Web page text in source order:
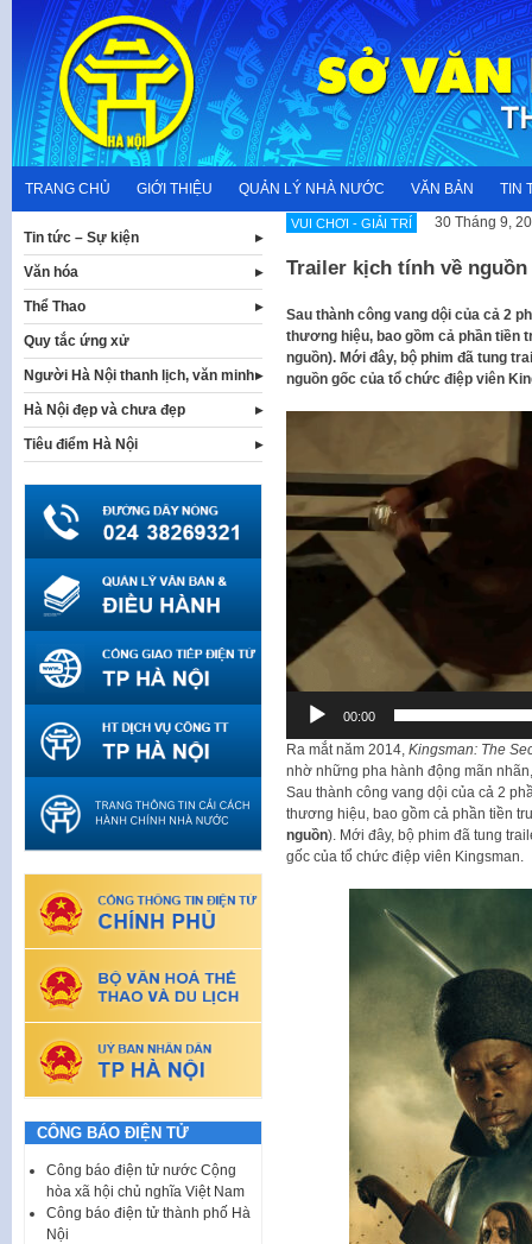
content
TRANG CHỦ GIỚI THIỆU QUẢN LÝ NHÀ NƯỚC VĂN BẢN TIN
VUI CHƠI - GIẢI TRÍ 30 Tháng 9,
Trailer kịch tính về
Sau thành công vang dội của cả 2
thương hiệu, bao gồm cả phần tiền
nguồn). Mới đây, bộ phim đã tung
nguồn gốc của tổ chức điệp viên
00:00
Ra mắt năm 2014, Kingsman: The
nhờ những pha hành động mãn
Sau thành công vang dội của cả 2
thương hiệu, bao gồm cả phần tiền
nguồn). Mới đây, bộ phim đã tung
gốc của tổ chức điệp viên Kingsman.
Tin tức – Sự kiện
Văn hóa
Thể Thao
Quy tắc ứng xử
Người Hà Nội thanh lịch, văn minh
Hà Nội đẹp và chưa đẹp
Tiêu điểm Hà Nội
CÔNG BÁO ĐIỆN TỬ
Công báo điện tử nước Cộng
hòa xã hội chủ nghĩa Việt Nam
Công báo điện tử thành phố Hà
Nội